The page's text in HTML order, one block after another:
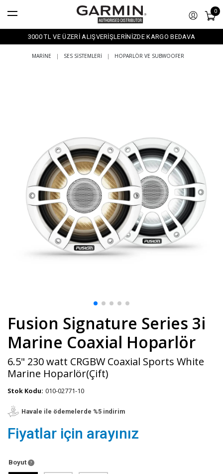
0
3000 TL VE ÜZERİ ALIŞVERİŞLERİNİZDE KARGO BEDAVA
MARINE | SES SISTEMLERI | HOPARLÖR VE SUBWOOFER
Fusion Signature Series 3i
Marine Coaxial Hoparlör
6.5" 230 watt CRGBW Coaxial Sports White
Marine Hoparlör(Çift)
Stok Kodu: 010-02771-10
Havale ile ödemelerde %5 indirim
Fiyatlar için arayınız
Boyut